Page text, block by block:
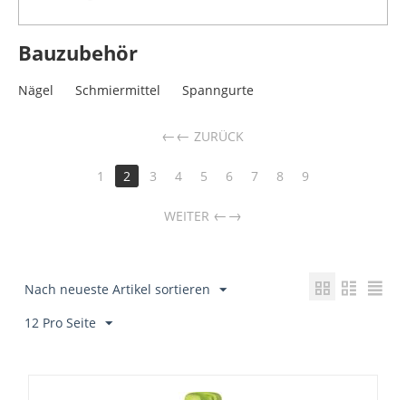
Bauzubehör
Nägel Schmiermittel Spanngurte
← ZURÜCK
1 2 3 4 5 6 7 8 9
WEITER →
Nach neueste Artikel sortieren
12 Pro Seite